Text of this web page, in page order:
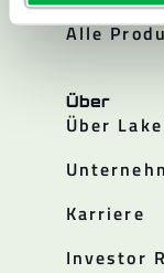
Alle
Über
Über
Karriere
Investor